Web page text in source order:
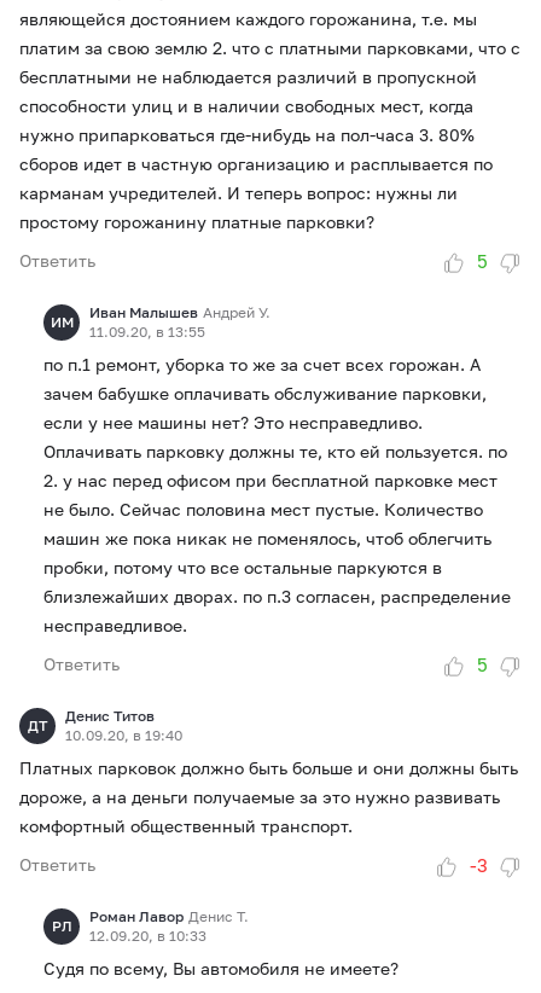
являющейся достоянием каждого горожанина, т.е. мы
платим за свою землю 2. что с платными парковками, что с
бесплатными не наблюдается различий в пропускной
способности улиц и в наличии свободных мест, когда
нужно припарковаться где-нибудь на пол-часа 3. 80%
сборов идет в частную организацию и расплывается по
карманам учредителей. И теперь вопрос: нужны ли
простому горожанину платные парковки?
Ответить
5
ИМ
Иван Малышев Андрей У.
11.09.20, в 13:55
по п.1 ремонт, уборка то же за счет всех горожан. А
зачем бабушке оплачивать обслуживание парковки,
если у нее машины нет? Это несправедливо.
Оплачивать парковку должны те, кто ей пользуется. по
2. у нас перед офисом при бесплатной парковке мест
не было. Сейчас половина мест пустые. Количество
машин же пока никак не поменялось, чтоб облегчить
пробки, потому что все остальные паркуются в
близлежайших дворах. по п.3 согласен, распределение
несправедливое.
Ответить
5
ДТ
Денис Титов
10.09.20, в 19:40
Платных парковок должно быть больше и они должны быть
дороже, а на деньги получаемые за это нужно развивать
комфортный общественный транспорт.
Ответить
-3
РЛ
Роман Лавор Денис Т.
12.09.20, в 10:33
Судя по всему, Вы автомобиля не имеете?